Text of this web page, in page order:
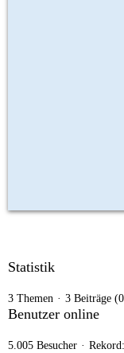
Statistik
3 Themen 3 Beiträge
Benutzer online
5.005 Besucher